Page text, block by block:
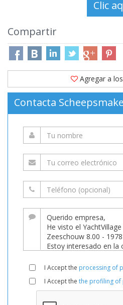
Compartir
Agregar a
Contacta
I Accept the processing of
I Accept the the profiling of